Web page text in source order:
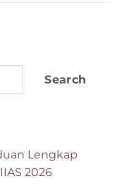
Search
Lengkap
2026